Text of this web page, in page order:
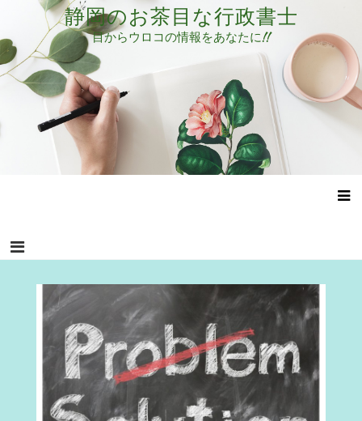
テ
ン
ツ
キ
静岡のお茶目な行政書士
目からウロコの情報をあなたに!!